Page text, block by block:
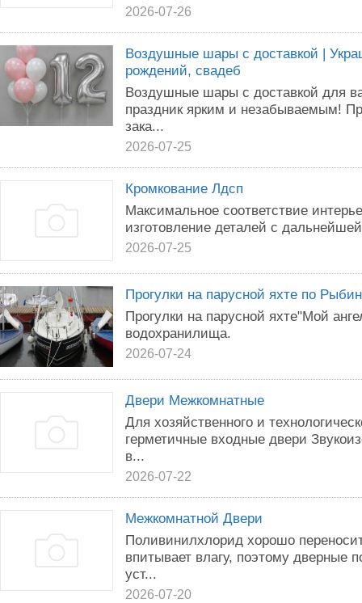
2026-07-26
Воздушные шары с доставкой |
рождений, свадеб
Воздушные шары с доставкой для
праздник ярким и незабываемым!
зака...
2026-07-25
Кромкование Лдсп
Максимальное соответствие
изготовление деталей с
2026-07-25
Прогулки на парусной яхте по
Прогулки на парусной яхте"Мой
водохранилища.
2026-07-24
Двери Межкомнатные
Для хозяйственного и
герметичные входные двери
в...
2026-07-22
Межкомнатной Двери
Поливинилхлорид хорошо
впитывает влагу, поэтому дверные
уст...
2026-07-20